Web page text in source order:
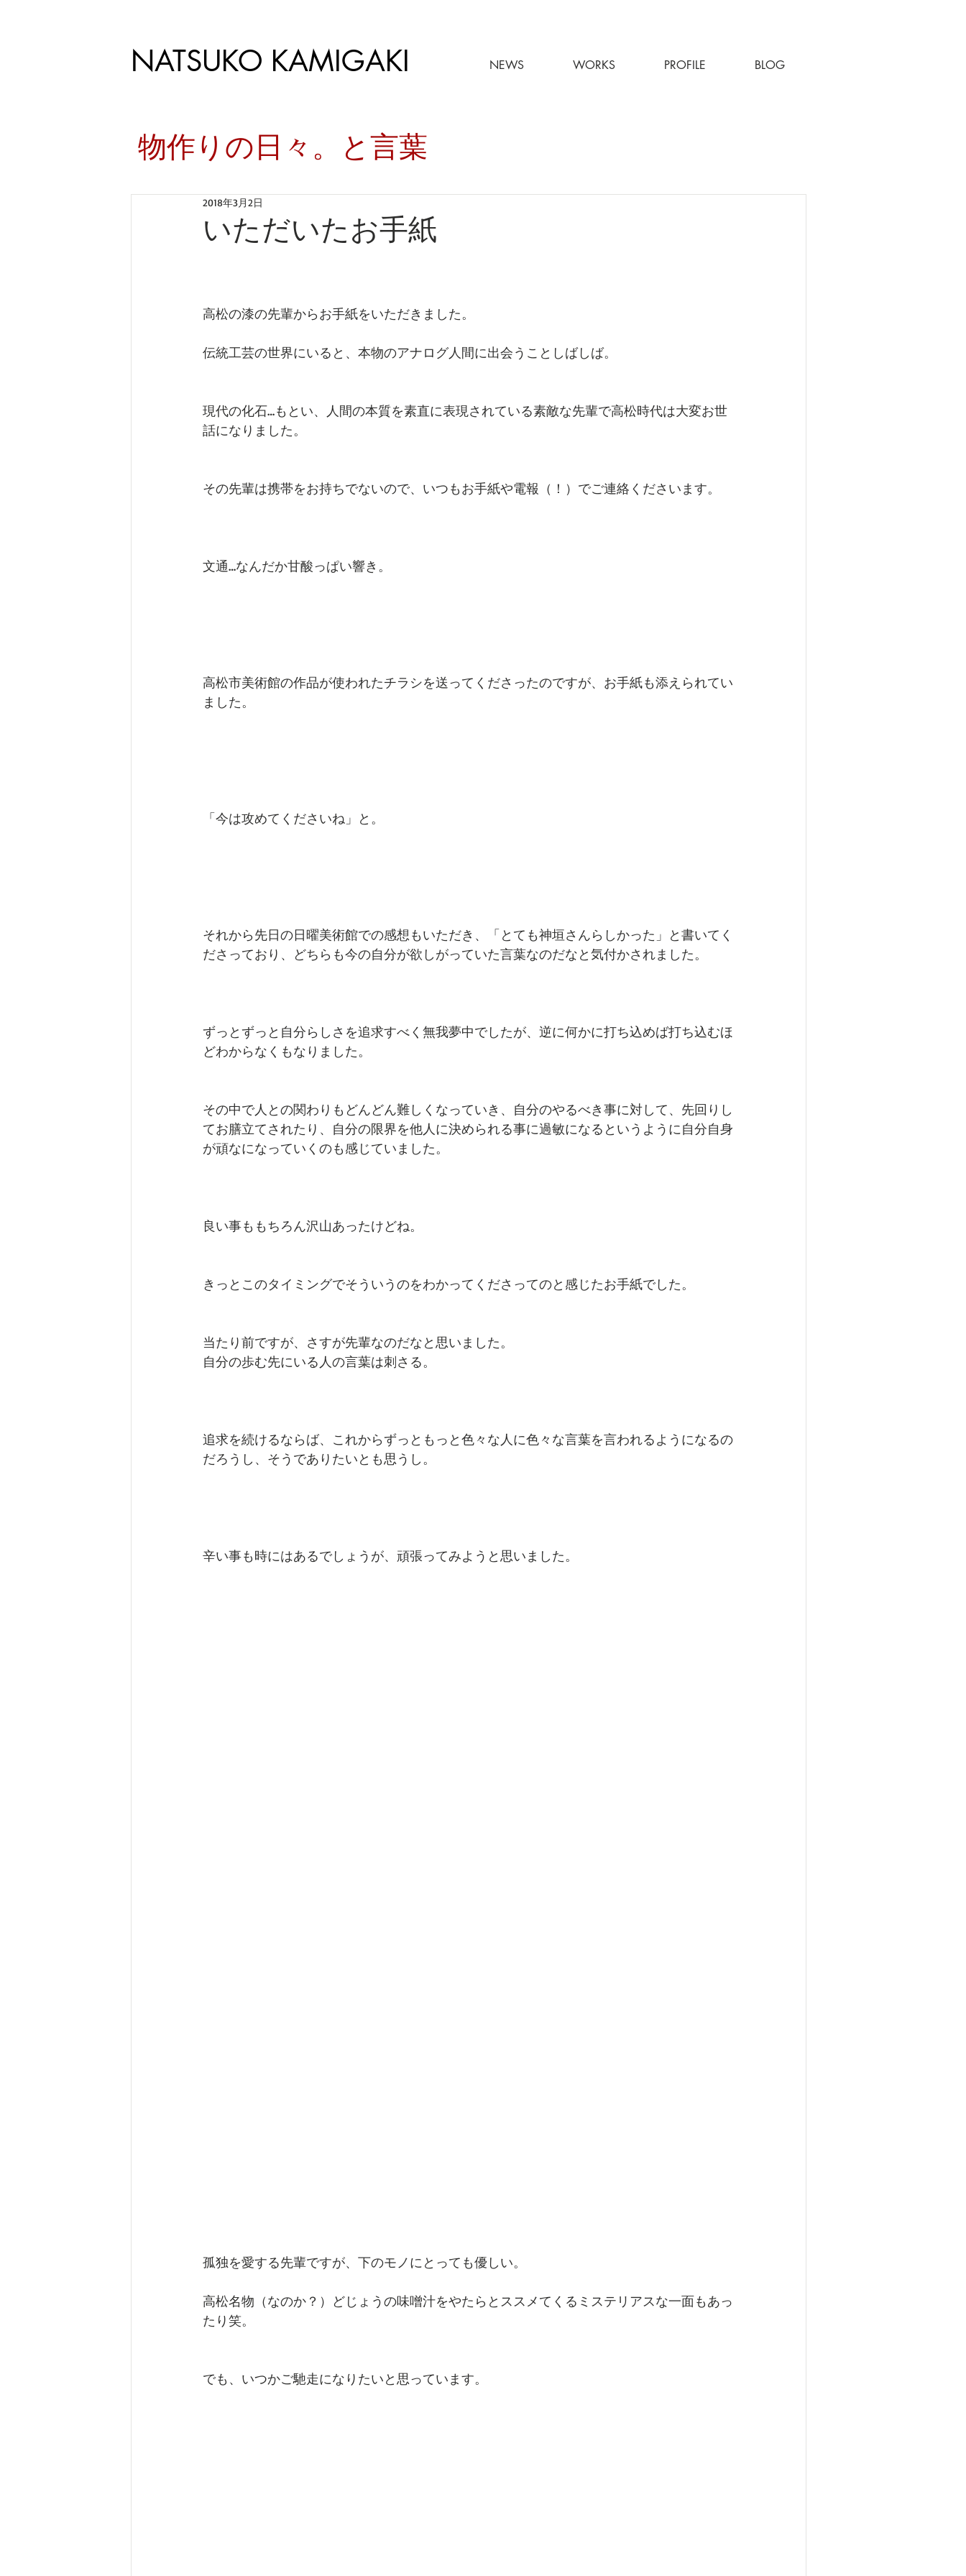
NATSUKO KAMIGAKI NEWS WORKS PROFILE BLOG
​物作りの日々。と言葉
いただいたお手紙
2018年3月2日
高松の漆の先輩からお手紙をいただきました。
伝統工芸の世界にいると、本物のアナログ人間に出会うことしばしば。
現代の化石…もとい、人間の本質を素直に表現されている素敵な先輩で高松時代は大変お世
話になりました。
その先輩は携帯をお持ちでないので、いつもお手紙や電報（！）でご連絡くださいます。
文通…なんだか甘酸っぱい響き。
高松市美術館の作品が使われたチラシを送ってくださったのですが、お手紙も添えられてい
ました。
「今は攻めてくださいね」と。
それから先日の日曜美術館での感想もいただき、「とても神垣さんらしかった」と書いてく
ださっており、どちらも今の自分が欲しがっていた言葉なのだなと気付かされました。
ずっとずっと自分らしさを追求すべく無我夢中でしたが、逆に何かに打ち込めば打ち込むほ
どわからなくもなりました。
その中で人との関わりもどんどん難しくなっていき、自分のやるべき事に対して、先回りし
てお膳立てされたり、自分の限界を他人に決められる事に過敏になるというように自分自身
が頑なになっていくのも感じていました。
良い事ももちろん沢山あったけどね。
きっとこのタイミングでそういうのをわかってくださってのと感じたお手紙でした。
当たり前ですが、さすが先輩なのだなと思いました。
自分の歩む先にいる人の言葉は刺さる。
追求を続けるならば、これからずっともっと色々な人に色々な言葉を言われるようになるの
だろうし、そうでありたいとも思うし。
辛い事も時にはあるでしょうが、頑張ってみようと思いました。
孤独を愛する先輩ですが、下のモノにとっても優しい。
高松名物（なのか？）どじょうの味噌汁をやたらとススメてくるミステリアスな一面もあっ
たり笑。
でも、いつかご馳走になりたいと思っています。